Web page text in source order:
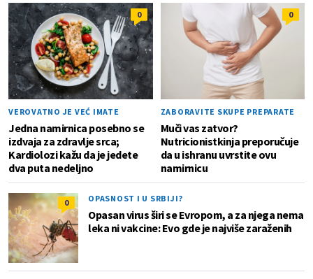
0
VEROVATNO JE VEĆ IMATE
Jedna namirnica posebno se
izdvaja za zdravlje srca;
Kardiolozi kažu da je jedete
dva puta nedeljno
0
ZABORAVITE SKUPE PREPARATE
Muči vas zatvor?
Nutricionistkinja preporučuje
da u ishranu uvrstite ovu
namirnicu
0 OPASNOST I U SRBIJI?
Opasan virus širi se Evropom, a za njega nema
leka ni vakcine: Evo gde je najviše zaraženih